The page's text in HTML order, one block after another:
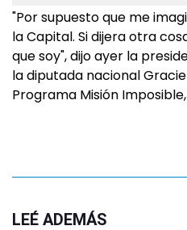
"Por supuesto que me
la Capital. Si dijera otra
que soy", dijo ayer la
la diputada nacional
Programa Misión
LEÉ ADEMÁS